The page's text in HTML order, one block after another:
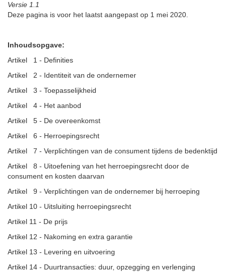
Versie 1.1
Deze pagina is voor het laatst aangepast op 1 mei 2020.
Inhoudsopgave:
Artikel 1 - Definities
Artikel 2 - Identiteit van de ondernemer
Artikel 3 - Toepasselijkheid
Artikel 4 - Het aanbod
Artikel 5 - De overeenkomst
Artikel 6 - Herroepingsrecht
Artikel 7 - Verplichtingen van de consument tijdens de bedenktijd
Artikel 8 - Uitoefening van het herroepingsrecht door de
consument en kosten daarvan
Artikel 9 - Verplichtingen van de ondernemer bij herroeping
Artikel 10 - Uitsluiting herroepingsrecht
Artikel 11 - De prijs
Artikel 12 - Nakoming en extra garantie
Artikel 13 - Levering en uitvoering
Artikel 14 - Duurtransacties: duur, opzegging en verlenging